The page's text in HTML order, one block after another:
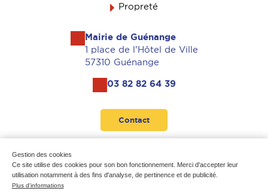
Gestion des cookies
Ce site utilise des cookies pour son bon fonctionnement. Merci d'accepter leur
utilisation notamment à des fins d'analyse, de pertinence et de publicité.
Plus d'informations
Propreté
Mairie de Guénange
1 place de l'Hôtel de Ville
57310 Guénange
03 82 82 64 39
Contact